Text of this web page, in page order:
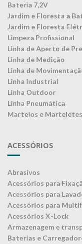
Bateria 7,2V
Jardim e Floresta a
Jardim e Floresta
Limpeza Profissional
Linha de Aperto de
Linha de Medição
Linha de
Linha Industrial
Linha Outdoor
Linha Pneumática
Martelos e Marteletes
ACESSÓRIOS
Abrasivos
Acessórios para
Acessórios para
Acessórios para
Acessórios X-Lock
Armazenagem e
Baterias e